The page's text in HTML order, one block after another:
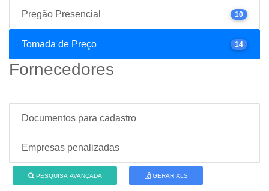
Pregão Presencial 10
Tomada de Preço 14
Fornecedores
Documentos para cadastro
Empresas penalizadas
PESQUISA AVANÇADA GERAR XLS